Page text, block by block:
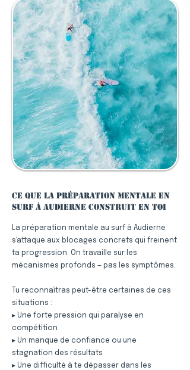
Ce que la préparation mentale en
surf à Audierne construit en toi
La préparation mentale au surf à Audierne
s'attaque aux blocages concrets qui freinent
ta progression. On travaille sur les
mécanismes profonds — pas les symptômes.
Tu reconnaîtras peut-être certaines de ces
situations :
▸ Une forte pression qui paralyse en
compétition
▸ Un manque de confiance ou une
stagnation des résultats
▸ Une difficulté à te dépasser dans les